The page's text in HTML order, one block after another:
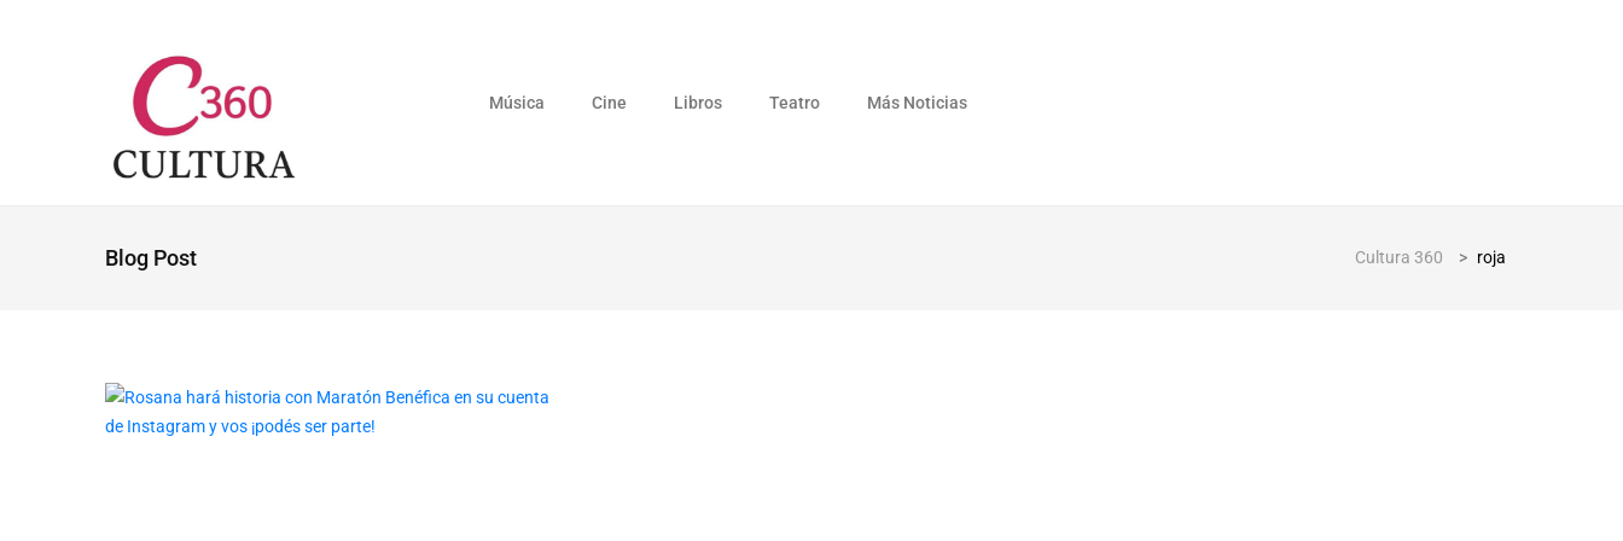
Música Cine Libros Teatro Más Noticias
Blog Post Cultura 360 > roja